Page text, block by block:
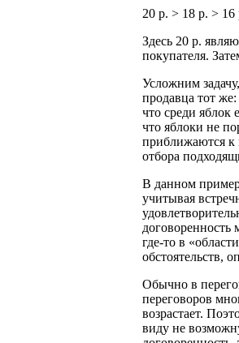
20 р. > 18 р. >
Здесь 20 р.
покупателя.
Усложним
продавца тот
что среди яблок
что яблоки не
приближаются к
отбора
В данном
учитывая
договоренность
где-то в
обстоятельств,
Обычно в
переговоров
возрастает.
виду не